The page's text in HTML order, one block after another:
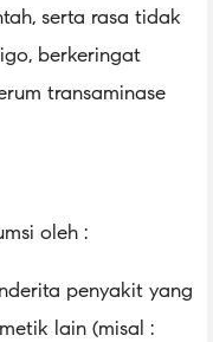
serta rasa tidak
berkeringat
transaminase
oleh :
penyakit yang
lain (misal :